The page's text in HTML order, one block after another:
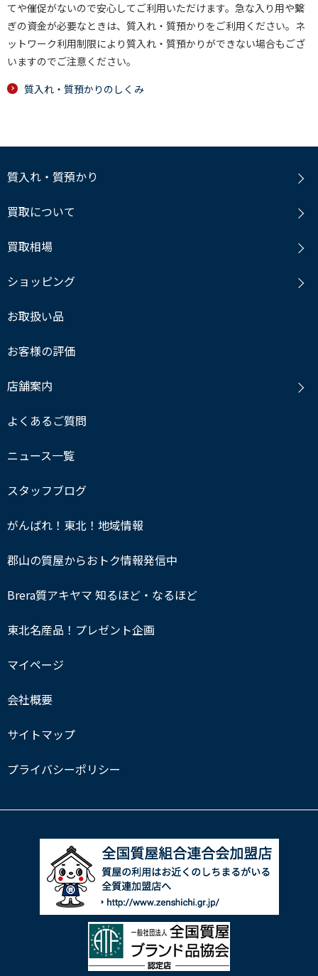
てや催促がないので安心してご利用いただけます。急な入り用や繋
ぎの資金が必要なときは、質入れ・質預かりをご利用ください。ネ
ットワーク利用制限により質入れ・質預かりができない場合もござ
いますのでご注意ください。
質入れ・質預かりのしくみ
質入れ・質預かり
買取について
買取相場
ショッピング
お取扱い品
お客様の評価
店舗案内
よくあるご質問
ニュース一覧
スタッフブログ
がんばれ！東北！地域情報
郡山の質屋からおトク情報発信中
Brera質アキヤマ 知るほど・なるほど
東北名産品！プレゼント企画
マイページ
会社概要
サイトマップ
プライバシーポリシー